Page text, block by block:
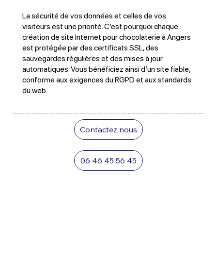
La sécurité de vos données et celles de vos
visiteurs est une priorité. C’est pourquoi chaque
création de site Internet pour chocolaterie à Angers
est protégée par des certificats SSL, des
sauvegardes régulières et des mises à jour
automatiques. Vous bénéficiez ainsi d’un site fiable,
conforme aux exigences du RGPD et aux standards
du web.
Contactez nous
06 46 45 56 45